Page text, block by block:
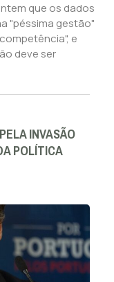
que os dados
"péssima gestão"
e
deve ser
INVASÃO
POLÍTICA